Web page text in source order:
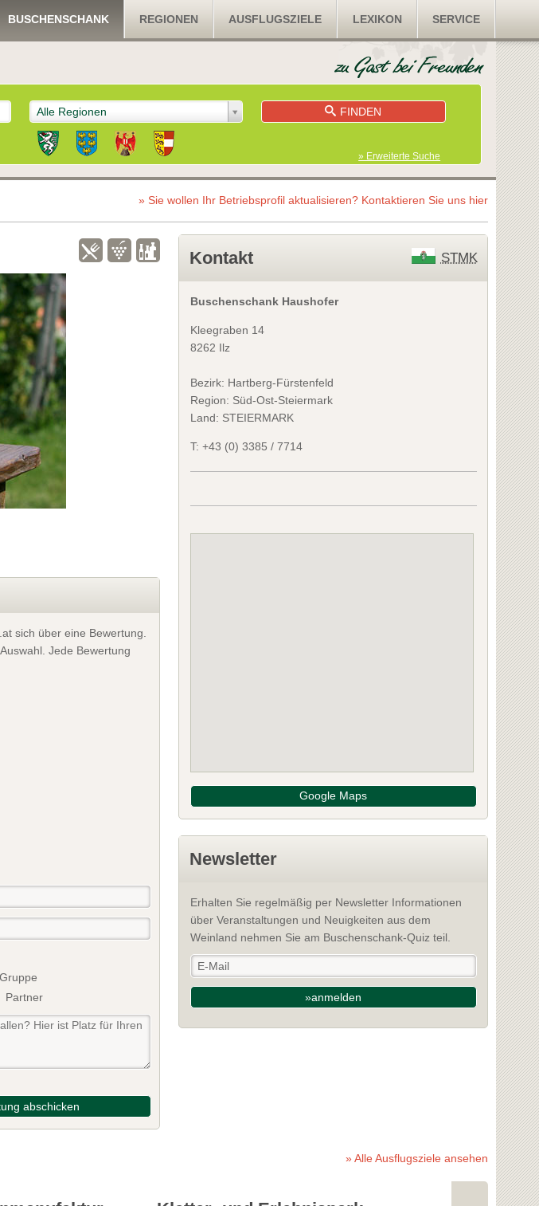
BUSCHENSCHANK REGIONEN AUSFLUGSZIELE LEXIKON SERVICE
Alle Regionen FINDEN
» Erweiterte Suche
sich über eine Bewertung.
Jede Bewertung
Gruppe
Partner
abschicken
» Sie wollen Ihr Betriebsprofil aktualisieren? Kontaktieren Sie uns hier
Kontakt STMK
Buschenschank Haushofer
Kleegraben 14
8262 Ilz
Bezirk: Hartberg-Fürstenfeld
Region: Süd-Ost-Steiermark
Land: STEIERMARK
T: +43 (0) 3385 / 7714
Google Maps
Newsletter
Erhalten Sie regelmäßig per Newsletter Informationen
über Veranstaltungen und Neuigkeiten aus dem
Weinland nehmen Sie am Buschenschank-Quiz teil.
»anmelden
» Alle Ausflugsziele ansehen